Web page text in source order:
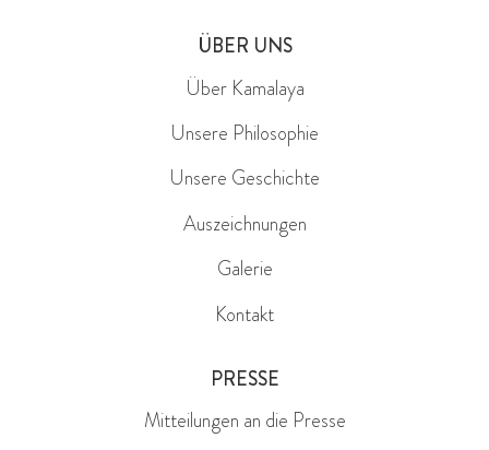
ÜBER UNS
Über Kamalaya
Unsere Philosophie
Unsere Geschichte
Auszeichnungen
Galerie
Kontakt
PRESSE
Mitteilungen an die Presse